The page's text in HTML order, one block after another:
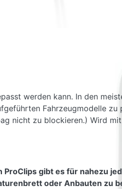
werden kann. In den
Fahrzeugmodelle zu
nicht zu blockieren.) Wird
gibt es für nahezu
oder Anbauten zu